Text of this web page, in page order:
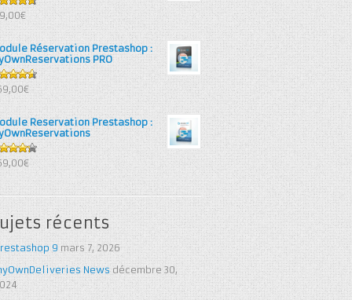
out
5
Réservation Prestashop :
PRO
out
5
Reservation Prestashop :
out
5
récents
9 mars 7, 2026
News décembre 30,